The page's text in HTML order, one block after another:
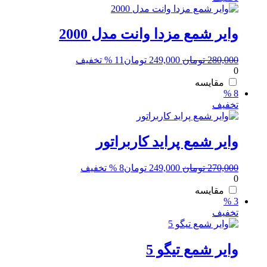
وایر شمع مزدا وانت مدل 2000
280,000 تومان قیمت
249,000 تومان 11 % تخفیف
0
مقایسه
8 %
تخفیف
وایر شمع پراید کاربراتور
270,000 تومان قیمت
249,000 تومان8 % تخفیف
0
مقایسه
3 %
تخفیف
وایر شمع تیگو 5